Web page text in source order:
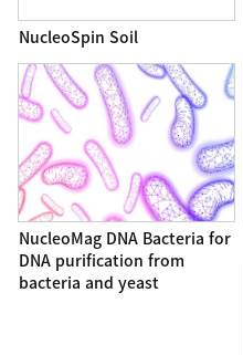
NucleoSpin Soil
NucleoMag DNA Bacteria for
DNA purification from
bacteria and yeast